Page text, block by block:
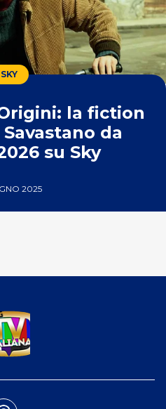
SKY
la fiction
da
su Sky
2025